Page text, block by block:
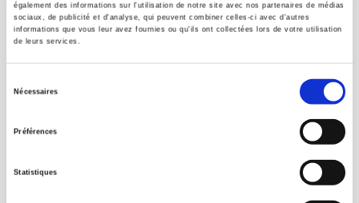
également des informations sur l'utilisation de notre site avec nos partenaires de médias
sociaux, de publicité et d'analyse, qui peuvent combiner celles-ci avec d'autres
informations que vous leur avez fournies ou qu'ils ont collectées lors de votre utilisation
de leurs services.
Nécessaires
Préférences
Statistiques
CONTACTS
FOREIGN RIGHTS
POUR LES LIBRAIRES
CONDITIONS GÉNÉRALES
À paraître